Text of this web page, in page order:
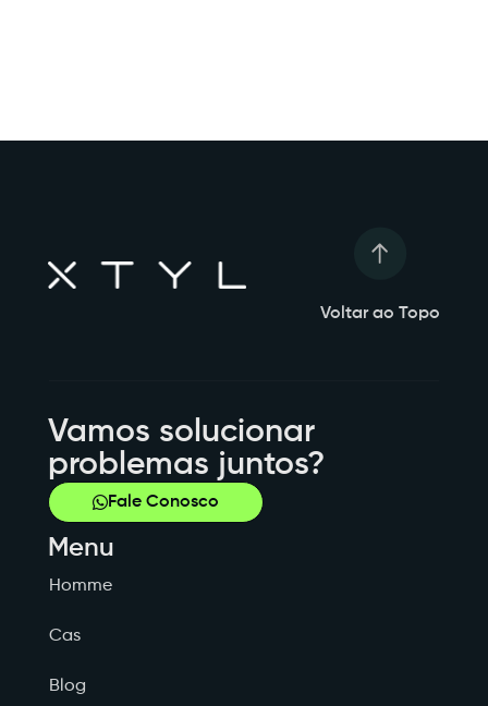
Voltar ao Topo
Vamos solucionar
problemas juntos?
Fale Conosco
Menu
Homme
Cas
Blog